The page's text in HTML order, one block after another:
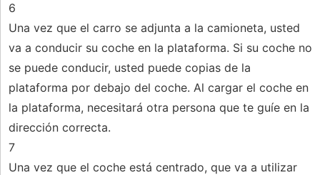
6
Una vez que el carro se adjunta a la camioneta, usted
va a conducir su coche en la plataforma. Si su coche no
se puede conducir, usted puede copias de la
plataforma por debajo del coche. Al cargar el coche en
la plataforma, necesitará otra persona que te guíe en la
dirección correcta.
7
Una vez que el coche está centrado, que va a utilizar